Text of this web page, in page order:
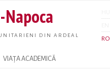
DIN ARDEAL
RO
VIAȚA ACADEMICĂ